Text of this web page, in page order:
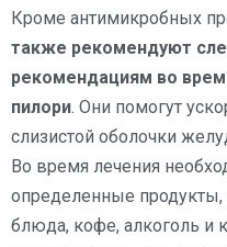
Кроме антимикробных
также рекомендуют
рекомендациям во
пилори. Они помогут
слизистой оболочки
Во время лечения
определенные
блюда, кофе, алкоголь и